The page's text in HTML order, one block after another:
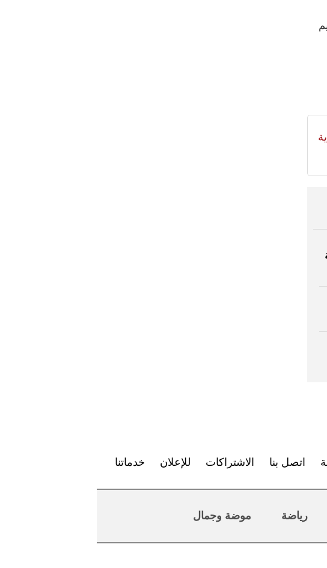
اتصل بنا الاشتراكات للإعلان خدماتنا
رياضة موضة وجمال